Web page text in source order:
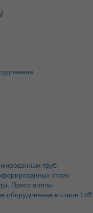
труб
стоек
Пресс воллы
оборудование в стиле Loft